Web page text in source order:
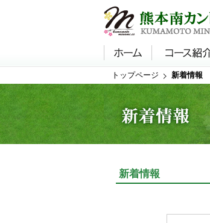
トップページ 新着情報
新着情報